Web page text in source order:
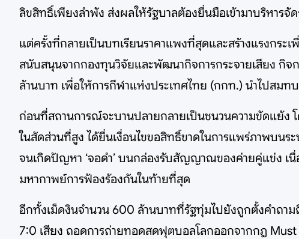
ลิขสิทธิ์เพียงลำพัง ส่งผลให้รัฐบาลต้องยื่นมือเข้ามาบริหาร
แต่ครั้งที่กลายเป็นบทเรียนราคาแพงที่สุดและสร้างแรงกร
สนับสนุนจากกองทุนวิจัยและพัฒนากิจการกระจายเสียง กิจ
ล้านบาท เพื่อให้การกีฬาแห่งประเทศไทย (กกท.) นำไปสม
ก่อนที่สถานการณ์จะบานปลายกลายเป็นชนวนความขัดแย้ง
ในสัดส่วนที่สูง ได้ยื่นเงื่อนไขขอสิทธิ์ขาดในการแพร่ภาพบนร
จนเกิดปัญหา ‘จอดำ’ บนกล่องรับสัญญาณของค่ายคู่แข่ง เ
มหากาพย์การฟ้องร้องกันในท้ายที่สุด
อีกทั้งเม็ดงินจำนวน 600 ล้านบาทที่รัฐทุ่มไปยังถูกตั้งคำถา
7:0 เสียง ถอดการถ่ายทอดสดฟุตบอลโลกออกจากกฎ Must